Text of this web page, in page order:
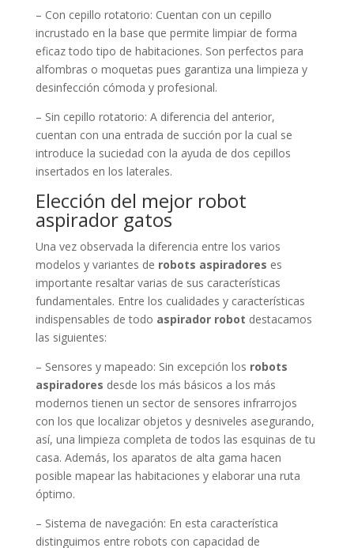
– Con cepillo rotatorio: Cuentan con un cepillo
incrustado en la base que permite limpiar de forma
eficaz todo tipo de habitaciones. Son perfectos para
alfombras o moquetas pues garantiza una limpieza y
desinfección cómoda y profesional.
– Sin cepillo rotatorio: A diferencia del anterior,
cuentan con una entrada de succión por la cual se
introduce la suciedad con la ayuda de dos cepillos
insertados en los laterales.
Elección del mejor robot
aspirador gatos
Una vez observada la diferencia entre los varios
modelos y variantes de robots aspiradores es
importante resaltar varias de sus características
fundamentales. Entre los cualidades y características
indispensables de todo aspirador robot destacamos
las siguientes:
– Sensores y mapeado: Sin excepción los robots
aspiradores desde los más básicos a los más
modernos tienen un sector de sensores infrarrojos
con los que localizar objetos y desniveles asegurando,
así, una limpieza completa de todos las esquinas de tu
casa. Además, los aparatos de alta gama hacen
posible mapear las habitaciones y elaborar una ruta
óptimo.
– Sistema de navegación: En esta característica
distinguimos entre robots con capacidad de